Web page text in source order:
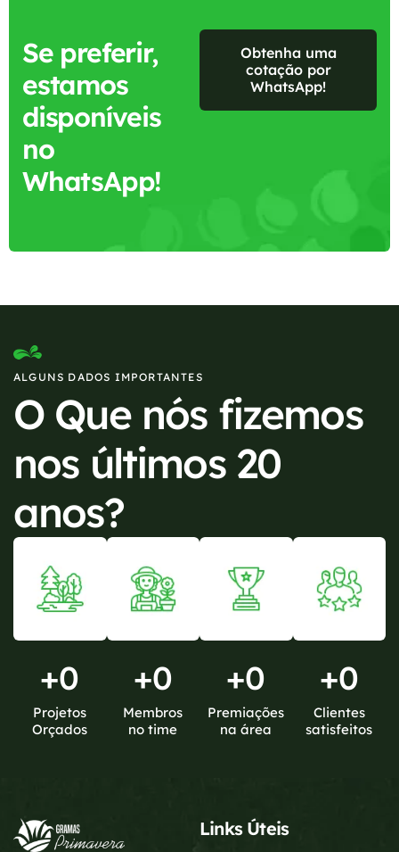
Se preferir,
estamos
disponíveis
no
WhatsApp!
Obtenha uma
cotação por
WhatsApp!
ALGUNS DADOS IMPORTANTES
O Que nós fizemos
nos últimos 20
anos?
+0
Projetos
Orçados
+0
Membros
no time
+0
Premiações
na área
+0
Clientes
satisfeitos
Links Úteis